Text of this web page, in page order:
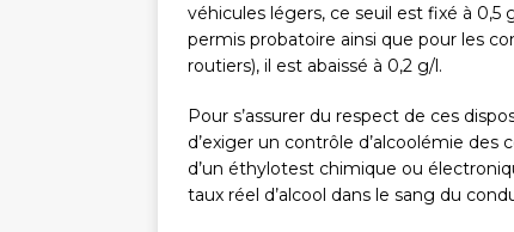
véhicules légers, ce seuil est fixé à 0,5
permis probatoire ainsi que pour les
routiers), il est abaissé à 0,2 g/l.
Pour s’assurer du respect de ces
d’exiger un contrôle d’alcoolémie
d’un éthylotest chimique ou
taux réel d’alcool dans le sang du